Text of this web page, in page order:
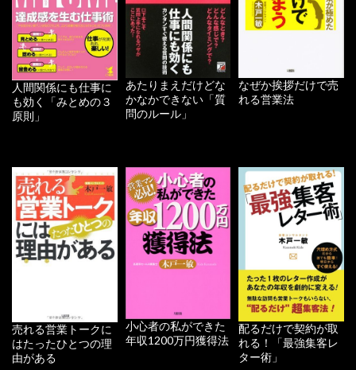
人間関係にも仕事に
も効く「みとめの３
原則」
あたりまえだけどな
かなかできない「質
問のルール」
なぜか挨拶だけで売
れる営業法
売れる営業トークに
はたったひとつの理
由がある
小心者の私ができた
年収1200万円獲得法
配るだけで契約が取
れる！「最強集客レ
ター術」